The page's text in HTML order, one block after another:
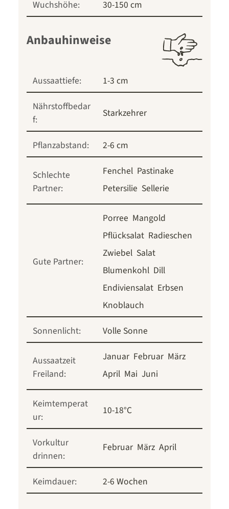
Wuchshöhe: 30-150 cm
Anbauhinweise
Aussaattiefe:
1-3 cm
Nährstoffbedar
f:
Starkzehrer
Pflanzabstand: 2-6 cm
Schlechte
Partner:
Fenchel Pastinake
Petersilie Sellerie
Gute Partner:
Porree Mangold
Pflücksalat Radieschen
Zwiebel Salat
Blumenkohl Dill
Endiviensalat Erbsen
Knoblauch
Sonnenlicht:
Volle Sonne
Aussaatzeit
Freiland:
Januar Februar März
April Mai Juni
Keimtemperat
ur:
10-18°C
Vorkultur
drinnen:
Februar März April
Keimdauer: 2-6 Wochen